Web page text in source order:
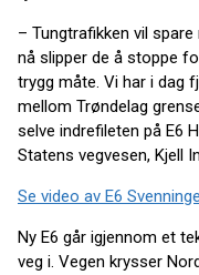
– Tungtrafikken vil
nå slipper de å stoppe
trygg måte. Vi har i dag
mellom Trøndelag
selve indrefileten på E6
Statens vegvesen, Kjell
Se video av E6
Ny E6 går igjennom et
veg i. Vegen krysser